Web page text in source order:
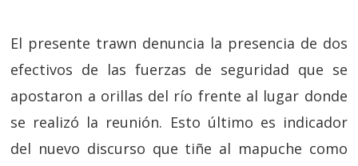
El presente trawn denuncia la presencia de dos
efectivos de las fuerzas de seguridad que se
apostaron a orillas del río frente al lugar donde
se realizó la reunión. Esto último es indicador
del nuevo discurso que tiñe al mapuche como